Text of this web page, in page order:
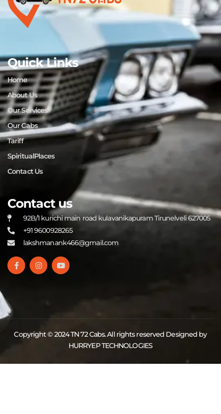
Quick Links
Home
About Us
Our Services
Our Cabs
Tariff
SpiritualPlaces
Contact Us
Contact us
92B/1 kurichi main road kulavanikapuram Tirunelveli 627005
+91 9600928265
lakshmanank466@gmail.com
Copyright © 2024 TN 72 Cabs. All rights reserved Designed by
HURRYEP TECHNOLOGIES